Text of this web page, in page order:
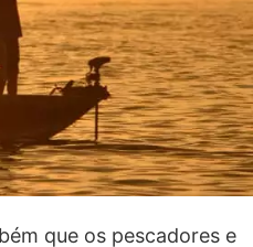
que os pescadores e